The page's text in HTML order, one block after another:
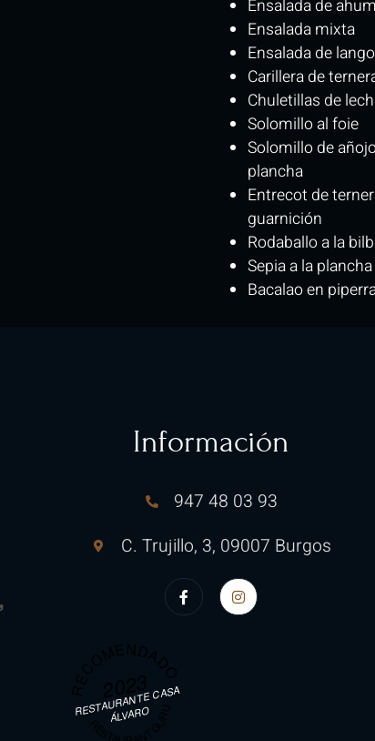
Ensalada de
Ensalada mixta
Ensalada de
Carillera de
Chuletillas de
Solomillo al foie
Solomillo de
plancha
Entrecot de
guarnición
Rodaballo a la
Sepia a la
Bacalao en
Información
947 48 03 93
C. Trujillo, 3, 09007 Burgos​
2023
RESTAURANTE CASA
ÁLVARO
RESTAURANT GURU